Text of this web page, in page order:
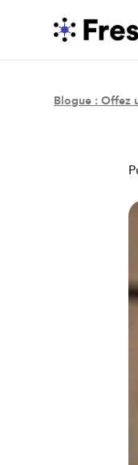
Blogue : Offez